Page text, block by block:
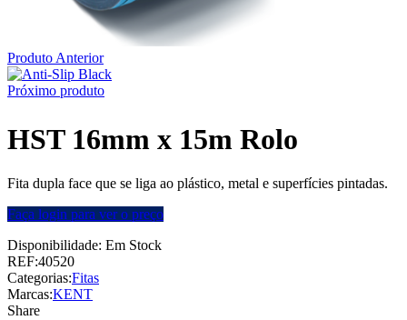
Produto Anterior
Próximo produto
HST 16mm x 15m Rolo
Fita dupla face que se liga ao plástico, metal e superfícies pintadas.
Faça login para ver o preço
Disponibilidade: Em Stock
REF:40520
Categorias:Fitas
Marcas:KENT
Share